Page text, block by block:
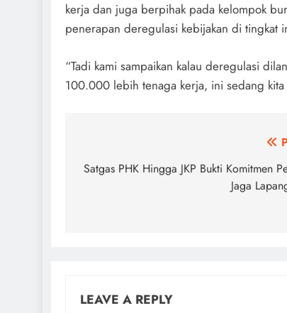
kerja dan juga berpihak pada kelompok
penerapan deregulasi kebijakan di tingkat
“Tadi kami sampaikan kalau deregulasi
100.000 lebih tenaga kerja, ini sedang
navigation
Satgas PHK Hingga JKP Bukti Komitmen
Jaga
LEAVE A REPLY